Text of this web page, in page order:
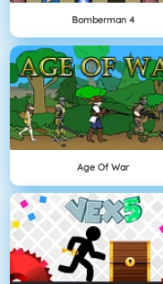
Bomberman 4
Age Of War